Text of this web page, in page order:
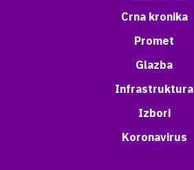
Crna kronika
Promet
Glazba
Infrastruktura
Izbori
Koronavirus